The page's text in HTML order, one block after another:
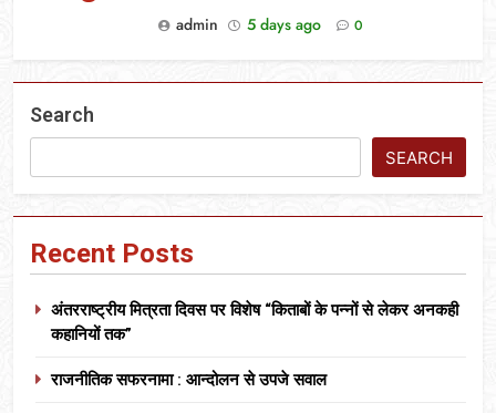
admin
5 days ago 0
Search
SEARCH
Recent Posts
अंतरराष्ट्रीय मित्रता दिवस पर विशेष “किताबों के पन्नों से लेकर अनकही
कहानियों तक”
राजनीतिक सफरनामा : आन्दोलन से उपजे सवाल